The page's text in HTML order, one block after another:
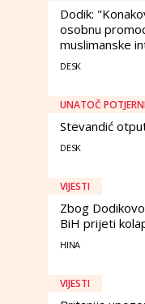
Dodik:
osobnu
muslimanske
DESK
UNATOČ
Stevandić
DESK
VIJESTI
Zbog
BiH prijeti
HINA
VIJESTI